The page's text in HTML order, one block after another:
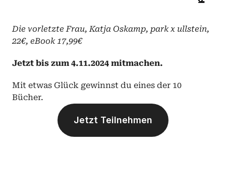
Die vorletzte Frau, Katja Oskamp, park x ullstein,
22€, eBook 17,99€
Jetzt bis zum 4.11.2024 mitmachen.
Mit etwas Glück gewinnst du eines der 10
Bücher.
Jetzt Teilnehmen